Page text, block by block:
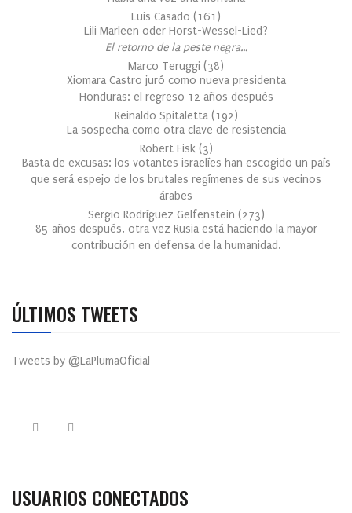
Luis Casado (161 )
Lili Marleen oder Horst-Wessel-Lied?
El retorno de la peste negra…
Marco Teruggi (38)
Xiomara Castro juró como nueva presidenta
Honduras: el regreso 12 años después
Reinaldo Spitaletta (192)
La sospecha como otra clave de resistencia
Robert Fisk (3)
Basta de excusas: los votantes israelíes han escogido un país
que será espejo de los brutales regímenes de sus vecinos
árabes
Sergio Rodríguez Gelfenstein (273)
85 años después, otra vez Rusia está haciendo la mayor
contribución en defensa de la humanidad.
ÚLTIMOS TWEETS
Tweets by @LaPlumaOficial
USUARIOS CONECTADOS